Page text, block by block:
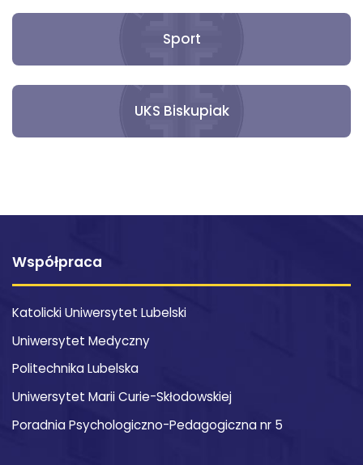
Sport
UKS Biskupiak
Współpraca
Katolicki Uniwersytet Lubelski
Uniwersytet Medyczny
Politechnika Lubelska
Uniwersytet Marii Curie-Skłodowskiej
Poradnia Psychologiczno-Pedagogiczna nr 5